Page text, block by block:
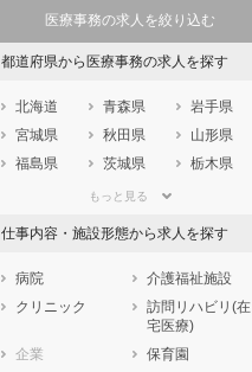
医療事務の求人を絞り込む
都道府県から医療事務の求人を探す
北海道 青森県
岩手県
宮城県
秋田県
山形県
福島県
茨城県
栃木県
埼玉県
石川県
福井県
岐阜県
静岡県
愛知県
三重県
大阪府
兵庫県
奈良県
もっと見る
仕事内容・施設形態から求人を探す
病院
介護福祉施設
クリニック
訪問リハビリ(在
宅医療)
企業
保育園